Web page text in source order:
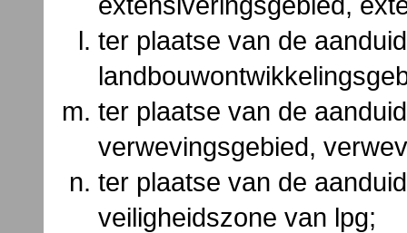
ter plaatse van de
ter plaatse van de
verwevingsgebied,
ter plaatse van de
veiligheidszone van lpg;